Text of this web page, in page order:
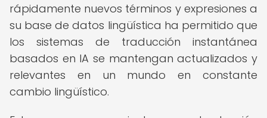
rápidamente nuevos términos y expresiones a
su base de datos lingüística ha permitido que
los sistemas de traducción instantánea
basados en IA se mantengan actualizados y
relevantes en un mundo en constante
cambio lingüístico.